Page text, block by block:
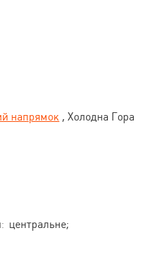
напрямок , Холодна Гора
центральне;